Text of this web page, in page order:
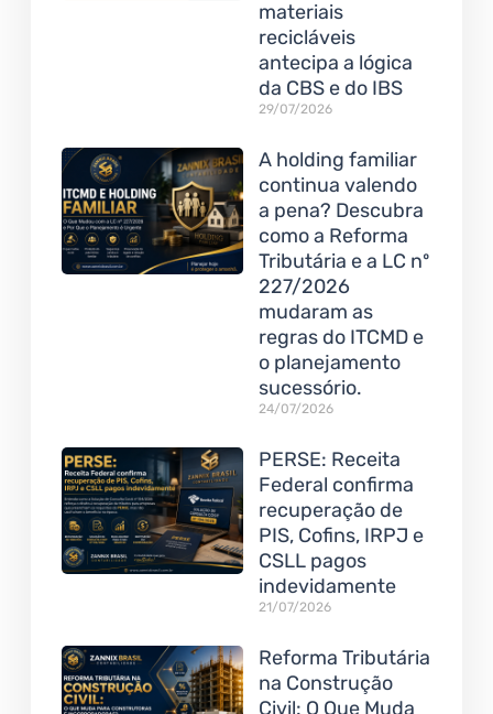
materiais
recicláveis
antecipa a lógica
da CBS e do IBS
29/07/2026
A holding familiar
continua valendo
a pena? Descubra
como a Reforma
Tributária e a LC nº
227/2026
mudaram as
regras do ITCMD e
o planejamento
sucessório.
24/07/2026
PERSE: Receita
Federal confirma
recuperação de
PIS, Cofins, IRPJ e
CSLL pagos
indevidamente
21/07/2026
Reforma Tributária
na Construção
Civil: O Que Muda